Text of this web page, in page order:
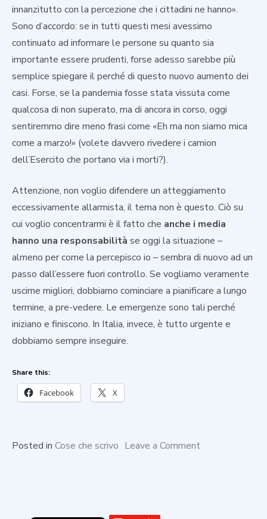
innanzitutto con la percezione che i cittadini ne hanno».
Sono d’accordo: se in tutti questi mesi avessimo
continuato ad informare le persone su quanto sia
importante essere prudenti, forse adesso sarebbe più
semplice spiegare il perché di questo nuovo aumento dei
casi. Forse, se la pandemia fosse stata vissuta come
qualcosa di non superato, ma di ancora in corso, oggi
sentiremmo dire meno frasi come «Eh ma non siamo mica
come a marzo!» (volete davvero rivedere i camion
dell’Esercito che portano via i morti?).
Attenzione, non voglio difendere un atteggiamento
eccessivamente allarmista, il tema non è questo. Ciò su
cui voglio concentrarmi è il fatto che anche i media
hanno una responsabilità se oggi la situazione –
almeno per come la percepisco io – sembra di nuovo ad un
passo dall’essere fuori controllo. Se vogliamo veramente
uscirne migliori, dobbiamo cominciare a pianificare a lungo
termine, a pre-vedere. Le emergenze sono tali perché
iniziano e finiscono. In Italia, invece, è tutto urgente e
dobbiamo sempre inseguire.
Share this:
Facebook X
Posted in Cose che scrivo Leave a Commenton